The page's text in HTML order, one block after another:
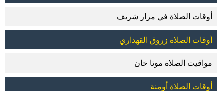
أوقات الصلاة في مزار شريف
أوقات الصلاة زروق القهداري
مواقيت الصلاة موتا خان
أوقات الصلاة أومنة